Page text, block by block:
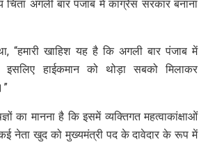
अगली बार पंजाब में कांग्रेस सरकार बनाना
“हमारी खाहिश यह है कि अगली बार पंजाब में
हाईकमान को थोड़ा सबको मिलाकर
का मानना है कि इसमें व्यक्तिगत महत्वाकांक्षाओं
नेता खुद को मुख्यमंत्री पद के दावेदार के रूप में